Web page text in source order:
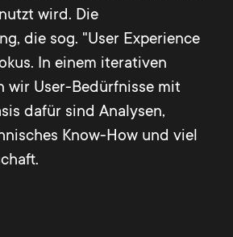
wird. Die
die sog. "User Experience
In einem iterativen
wir User-Bedürfnisse mit
dafür sind Analysen,
Know-How und viel